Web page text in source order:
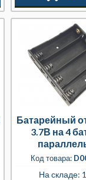
Батарейный
3.7В на 4
Код товара:
На складе: